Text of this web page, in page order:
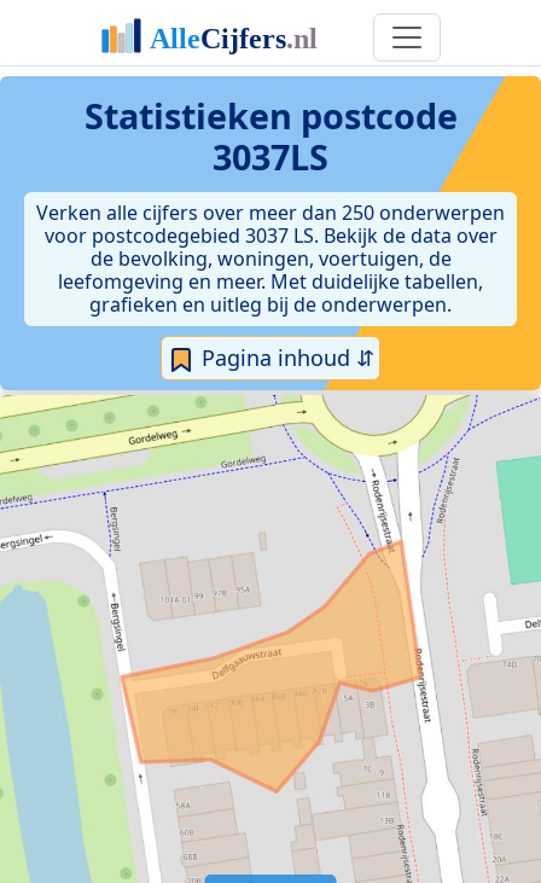
Statistieken postcode
3037LS
Verken alle cijfers over meer dan 250 onderwerpen
voor postcodegebied 3037 LS. Bekijk de data over
de bevolking, woningen, voertuigen, de
leefomgeving en meer. Met duidelijke tabellen,
grafieken en uitleg bij de onderwerpen.
Pagina inhoud ⇵